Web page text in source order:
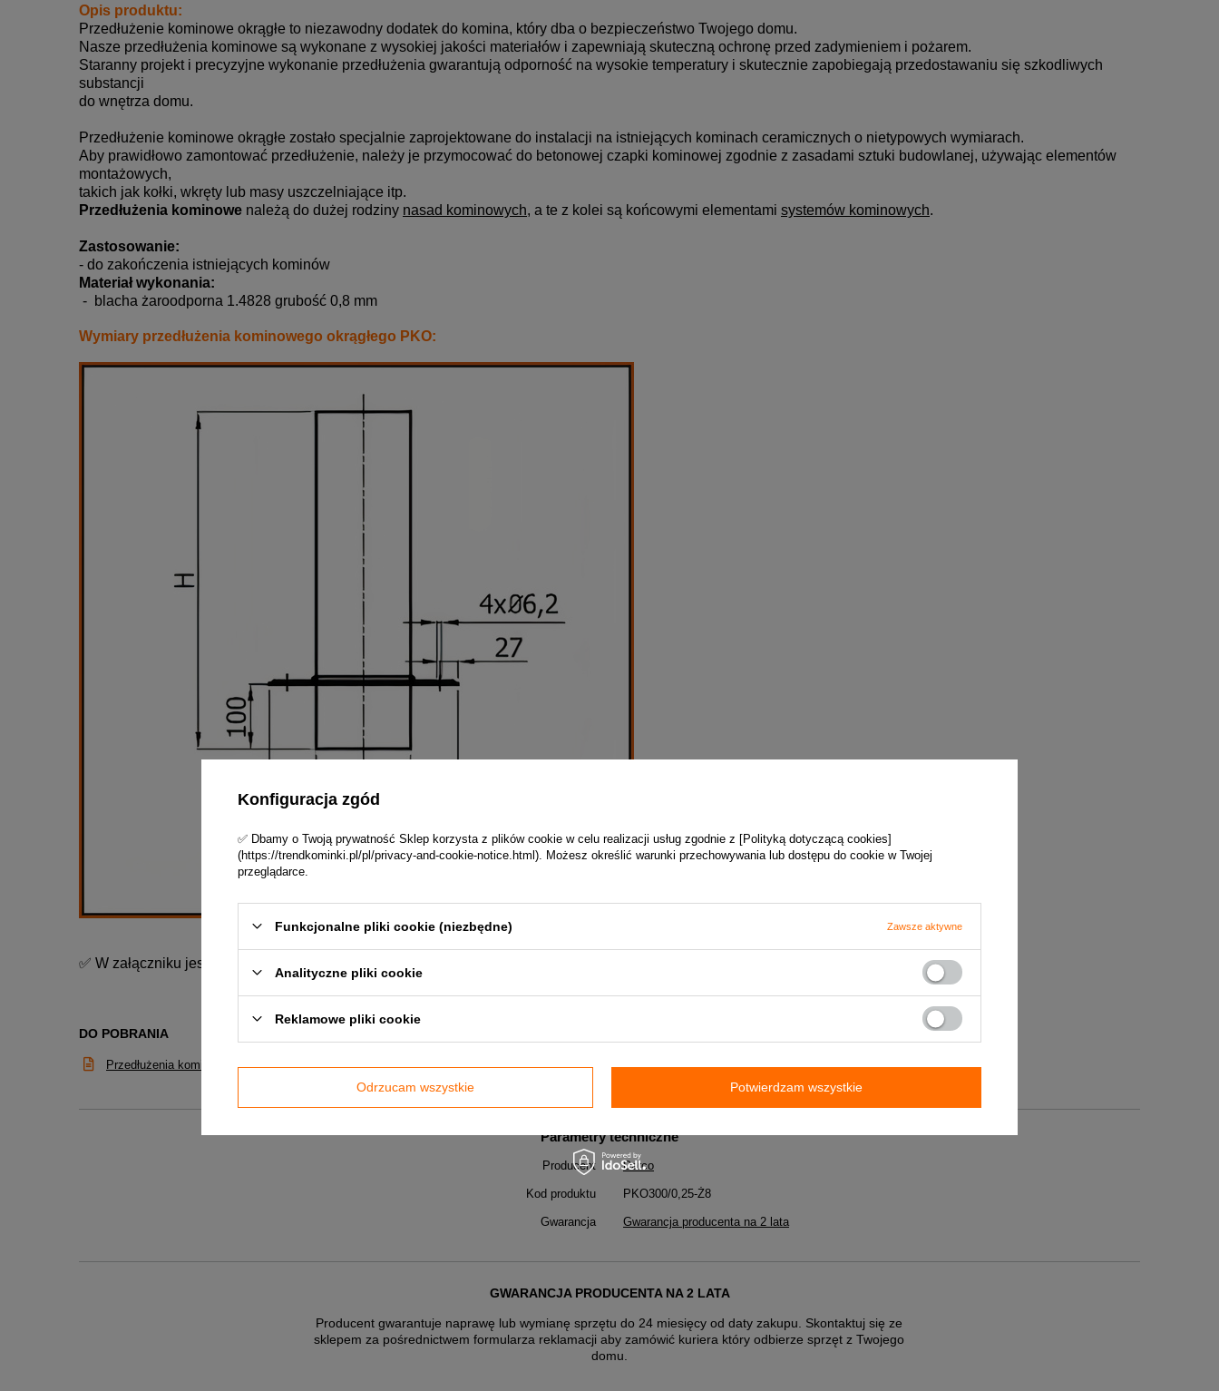
Opis produktu:
Przedłużenie kominowe okrągłe to niezawodny dodatek do komina, który dba o bezpieczeństwo Twojego domu.
Nasze przedłużenia kominowe są wykonane z wysokiej jakości materiałów i zapewniają skuteczną ochronę przed zadymieniem i pożarem.
Staranny projekt i precyzyjne wykonanie przedłużenia gwarantują odporność na wysokie temperatury i skutecznie zapobiegają przedostawaniu się szkodliwych
substancji
do wnętrza domu.
Przedłużenie kominowe okrągłe zostało specjalnie zaprojektowane do instalacji na istniejących kominach ceramicznych o nietypowych wymiarach.
Aby prawidłowo zamontować przedłużenie, należy je przymocować do betonowej czapki kominowej zgodnie z zasadami sztuki budowlanej, używając elementów
montażowych,
takich jak kołki, wkręty lub masy uszczelniające itp.
Przedłużenia kominowe należą do dużej rodziny nasad kominowych, a te z kolei są końcowymi elementami systemów kominowych.
Zastosowanie:
- do zakończenia istniejących kominów
Materiał wykonania:
- blacha żaroodporna 1.4828 grubość 0,8 mm
Wymiary przedłużenia kominowego okrągłego PKO:
✅ W załączniku jest do pobrania karta katalogowa produktu.
DO POBRANIA
Przedłużenia kominowe - Karta techniczna
Parametry techniczne
Producent Darco
Kod produktu PKO300/0,25-Ż8
Gwarancja Gwarancja producenta na 2 lata
GWARANCJA PRODUCENTA NA 2 LATA
Producent gwarantuje naprawę lub wymianę sprzętu do 24 miesięcy od daty zakupu. Skontaktuj się ze
sklepem za pośrednictwem formularza reklamacji abyzamówić kuriera który odbierze sprzęt z Twojego
domu.
Konfiguracja zgód
✅ Dbamy o Twoją prywatność Sklep korzysta z plików cookie w celu realizacji usług zgodnie z [Polityką dotyczącą cookies]
(https://trendkominki.pl/pl/privacy-and-cookie-notice.html). Możesz określić warunki przechowywania lub dostępu do cookie w Twojej
przeglądarce.
Funkcjonalne pliki cookie (niezbędne) Zawsze aktywne
Analityczne pliki cookie
Reklamowe pliki cookie
Odrzucam wszystkie Potwierdzam wszystkie